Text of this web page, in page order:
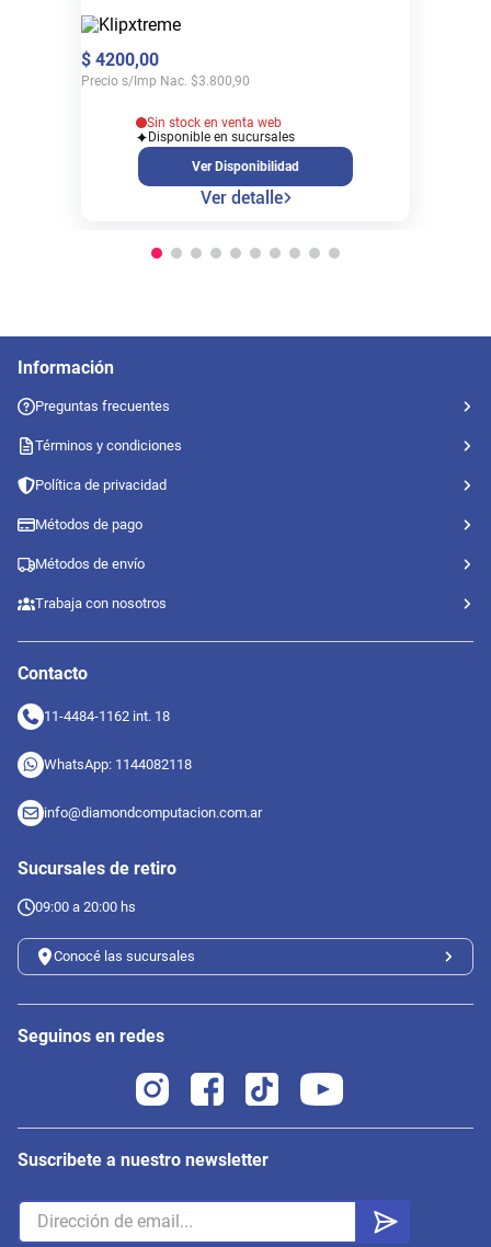
$ 4200,00
Precio s/Imp Nac. $3.800,90
Sin stock en venta web
Disponible en sucursales
Ver Disponibilidad
Ver detalle
Información
Preguntas frecuentes
Términos y condiciones
Política de privacidad
Métodos de pago
Métodos de envío
Trabaja con nosotros
Contacto
11-4484-1162 int. 18
WhatsApp: 1144082118
info@diamondcomputacion.com.ar
Sucursales de retiro
09:00 a 20:00 hs
Conocé las sucursales
Seguinos en redes
Suscribete a nuestro newsletter